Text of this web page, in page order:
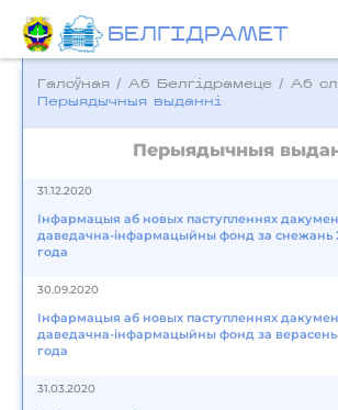
БЕЛГIДРAМЕТ
Галоўная / Аб Белгідрамеце / Аб
Перыядычныя выданні
Перыядычныя
31.12.2020
Інфармацыя аб новых паступленнях
даведачна-інфармацыйны фонд за снежань
года
30.09.2020
Інфармацыя аб новых паступленнях
даведачна-інфармацыйны фонд за верасень
года
31.03.2020